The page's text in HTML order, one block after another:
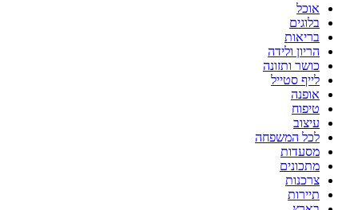
אוכל
בלוגים
בריאות
הריון ולידה
כושר ותזונה
לייף סטייל
אופנה
טיפוח
עיצוב
לכל המשפחה
מסעדות
מתכונים
צרכנות
תיירות